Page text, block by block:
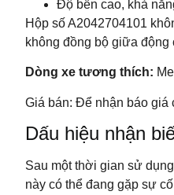
Độ bền cao, khả
Hộp số A2042704101
không đồng bộ giữa động
Dòng xe tương thích:
Giá bán: Để nhận báo giá
Dấu hiệu nhận
Sau một thời gian sử
này có thể đang gặp sự